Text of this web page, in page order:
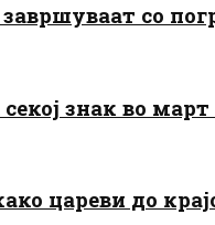
со
знак во
цареви до